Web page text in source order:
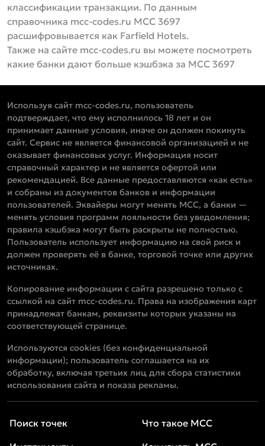
классификации транзакции. По данным
справочника mcc-codes.ru MCC 3697
расшифровывается как Farfield Hotels.
Также на сайте mcc-codes.ru вы можете посмотреть
какие банки дают больше кэшбэка за MCC 3697
Используя сайт mcc-codes.ru, пользователь
подтверждает, что ему исполнилось 18 лет и он
принимает данные условия, иначе он должен покинуть
сайт. Сервис не является финансовой организацией и не
оказывает финансовых услуг. Информация носит
справочный характер и не является офертой или
рекомендацией. Все данные предоставляются «как есть»
и собраны из документов банков и информации
пользователей. Эквайеры могут менять MCC, а банки —
менять условия программ лояльности без уведомления;
правила кэшбэка могут быть раскрыты не полностью.
Пользователь использует информацию на свой риск и
должен проверять её в банке, торговой точке или других
источниках.
Копирование информации с сайта разрешено только с
ссылкой на сайт mcc-codes.ru. Права на изображения карт
принадлежат банкам, реквизиты которых указаны на
соответствующей странице.
Используются cookies (без конфиденциальной
информации); пользователь соглашается на их
обработку, включая третьих лиц для сбора статистики
использования сайта и показа рекламы.
Поиск точек
Что такое MCC